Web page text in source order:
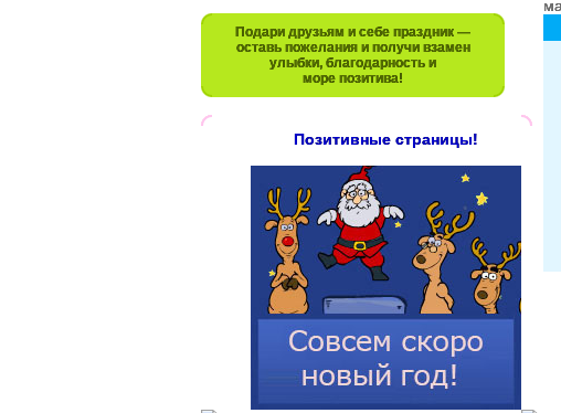
Подари друзьям и себе праздник —
оставь пожелания и получи взамен
улыбки, благодарность и
море позитива!
Позитивные страницы!